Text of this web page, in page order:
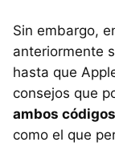
Sin embargo,
anteriormente
hasta que
consejos que
ambos
como el que